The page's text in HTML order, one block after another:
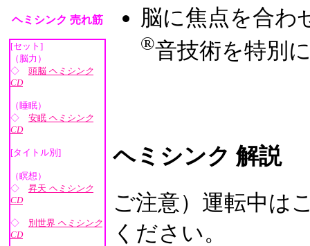
ヘミシンク 売れ筋
[セット]
（脳力）
◇ 頭脳 ヘミシンク
CD
（睡眠）
◇ 安眠 ヘミシンク
CD
[タイトル別]
（瞑想）
◇ 昇天 ヘミシンク
CD
◇ 別世界 ヘミシンク
CD
脳に焦点を合わ
®音技術を特別
ヘミシンク 解説
ご注意）運転中は
ください。